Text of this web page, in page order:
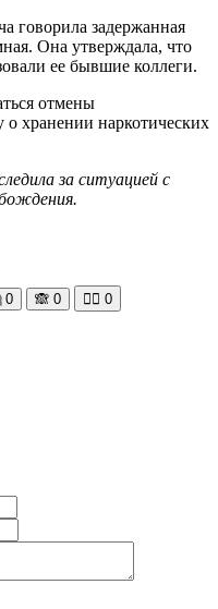
говорила задержанная
Она утверждала, что
ее бывшие коллеги.
отмены
о хранении наркотических
за ситуацией с
0 🙈 0 🧘‍♀️ 0